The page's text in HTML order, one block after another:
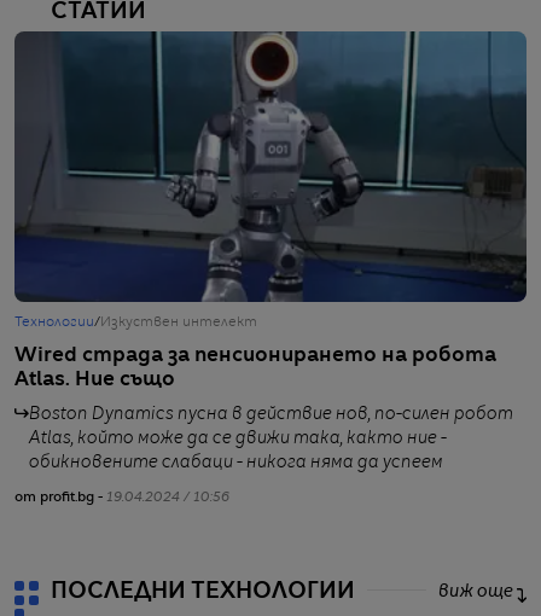
СТАТИИ
Технологии/Изкуствен интелект
Wired страда за пенсионирането на робота
Atlas. Ние също
Boston Dynamics пусна в действие нов, по-силен робот
Atlas, който може да се движи така, както ние -
обикновените слабаци - никога няма да успеем
от profit.bg - 19.04.2024 / 10:56
ПОСЛЕДНИ ТЕХНОЛОГИИ виж още